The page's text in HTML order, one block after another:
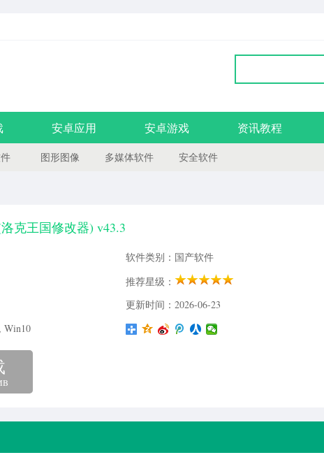
安卓应用 安卓游戏 资讯教程
图形图像 多媒体软件 安全软件
克王国修改器) v43.3
软件类别：国产软件
推荐星级：
更新时间：2026-06-23
Win10